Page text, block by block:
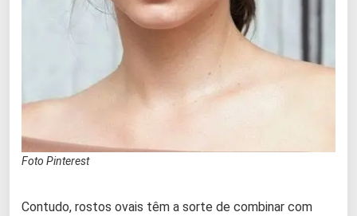
Foto Pinterest
Contudo, rostos ovais têm a sorte de combinar com